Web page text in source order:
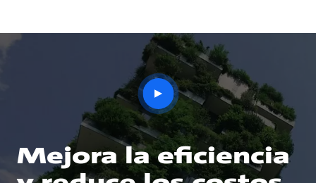
Mejora la eficiencia
play
button